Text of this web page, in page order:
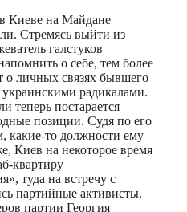
Киеве на Майдане
Стремясь выйти из
галстуков
о себе, тем более
о личных связях бывшего
украинскими радикалами.
постарается
позиции. Судя по его
какие-то должности ему
Киев на некоторое время
квартиру
туда на встречу с
партийные активисты.
партии Георгия